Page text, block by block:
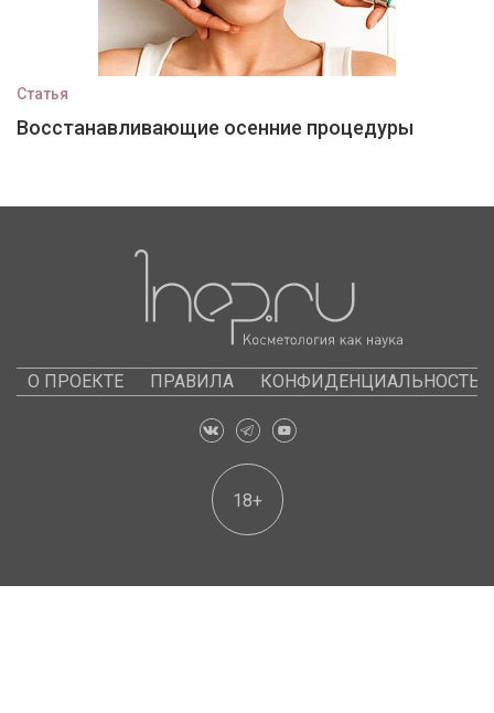
Статья
Восстанавливающие осенние процедуры
О ПРОЕКТЕ ПРАВИЛА КОНФИДЕНЦИАЛЬНОСТЬ
18+